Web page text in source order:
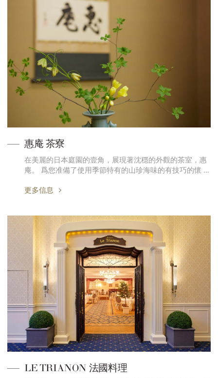
惠庵 茶寮
在美麗的日本庭園的壹角，展現著沈穩的外觀的茶室，惠
庵。 爲您准備了使用季節特有的山珍海味的有技巧的懷 …
更多信息
LE TRIANON 法國料理